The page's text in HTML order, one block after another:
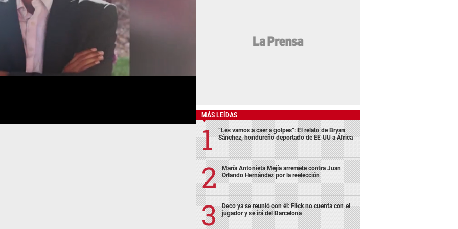
MÁS LEÍDAS
“Les vamos a caer a golpes”: El relato de Bryan
Sánchez, hondureño deportado de EE UU a África
María Antonieta Mejía arremete contra Juan
Orlando Hernández por la reelección
Deco ya se reunió con él: Flick no cuenta con el
jugador y se irá del Barcelona